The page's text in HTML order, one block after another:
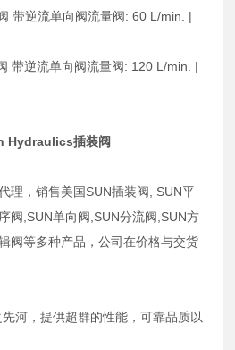
带逆流单向阀流量阀: 60 L/min. |
带逆流单向阀流量阀: 120 L/min. |
Hydraulics插装阀
理，销售美国SUN插装阀, SUN平
阀,SUN单向阀,SUN分流阀,SUN方
阀等多种产品，公司在价格与交货
河，提供超群的性能，可靠品质以